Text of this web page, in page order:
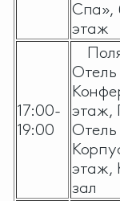
Спа»,
этаж
17:00-
19:00
этаж,
этаж,
зал